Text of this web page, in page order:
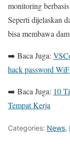
monitoring
Seperti dijelaskan
bisa membawa
➡️ Baca Juga:
hack password
➡️ Baca Juga: 10
Tempat Kerja
Categories: News,